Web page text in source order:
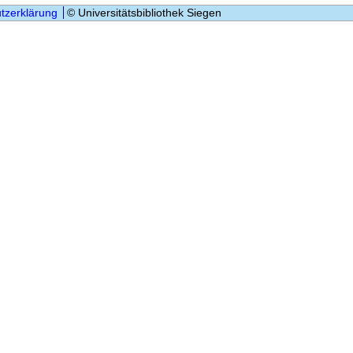
© Universitätsbibliothek Siegen